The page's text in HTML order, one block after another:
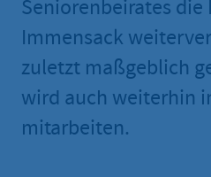
Seniorenbeirates die
Immensack
zuletzt maßgeblich
wird auch weiterhin
mitarbeiten.